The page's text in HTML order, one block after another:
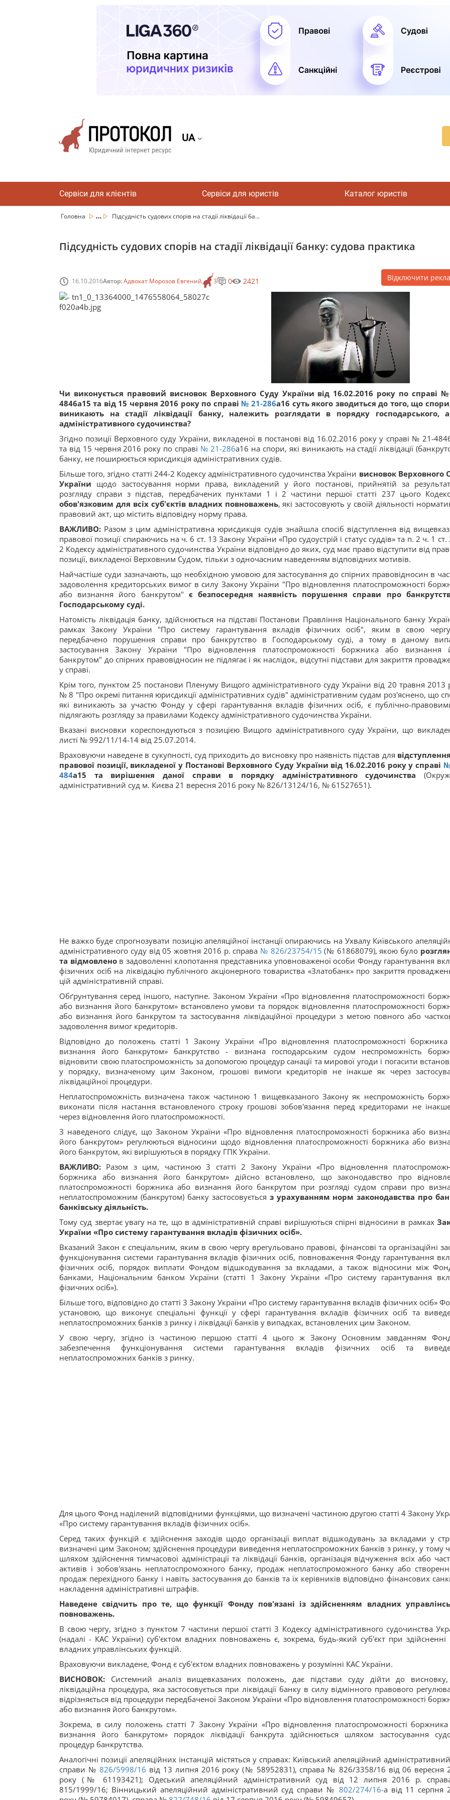
UA
Сервіси для клієнтів Сервіси для юристів Каталог юристів
Головна ... Підсудність судових спорів на стадії ліквідації ба...
Підсудність судових спорів на стадії ліквідації банку: судова практика
16.10.2016Автор:Адвокат Морозов Евгений 3 0 2421 Відключити
Чи виконується правовий висновок Верховного Суду України від 16.02.2016 року по справі
4846а15 та від 15 червня 2016 року по справі № 21-286а16 суть якого зводиться до того, що
виникають на стадії ліквідації банку, належить розглядати в порядку господарського,
адміністративного судочинства?
Згідно позиції Верховного суду України, викладеної в постанові від 16.02.2016 року у справі № 21-
та від 15 червня 2016 року по справі № 21-286а16 на спори, які виникають на стадії ліквідації
банку, не поширюється юрисдикція адміністративних судів.
Більше того, згідно статті 244-2 Кодексу адміністративного судочинства України висновок Верховного
України щодо застосування норми права, викладений у його постанові, прийнятій за
розгляду справи з підстав, передбачених пунктами 1 і 2 частини першої статті 237 цього
обов'язковим для всіх суб'єктів владних повноважень, які застосовують у своїй діяльності
правовий акт, що містить відповідну норму права.
ВАЖЛИВО: Разом з цим адміністративна юрисдикція судів знайшла спосіб відступлення від
правової позиції спираючись на ч. 6 ст. 13 Закону України «Про судоустрій і статус суддів» та п. 2 ч. 1
2 Кодексу адміністративного судочинства України відповідно до яких, суд має право відступити від
позиції, викладеної Верховним Судом, тільки з одночасним наведенням відповідних мотивів.
Найчастіше суди зазначають, що необхідною умовою для застосування до спірних правовідносин в
задоволення кредиторських вимог в силу Закону України "Про відновлення платоспроможності
або визнання його банкрутом" є безпосередня наявність порушення справи про
Господарському суді.
Натомість ліквідація банку, здійснюється на підставі Постанови Правління Національного банку
рамках Закону України "Про систему гарантування вкладів фізичних осіб", яким в свою
передбачено порушення справи про банкрутство в Господарському суді, а тому в даному
застосування Закону України "Про відновлення платоспроможності боржника або визнання
банкрутом" до спірних правовідносин не підлягає і як наслідок, відсутні підстави для закриття
у справі.
Крім того, пунктом 25 постанови Пленуму Вищого адміністративного суду України від 20 травня 2013
№ 8 "Про окремі питання юрисдикції адміністративних судів" адміністративним судам роз'яснено, що
які виникають за участю Фонду у сфері гарантування вкладів фізичних осіб, є публічно-
підлягають розгляду за правилами Кодексу адміністративного судочинства України.
Вказані висновки кореспондуються з позицією Вищого адміністративного суду України, що
листі № 992/11/14-14 від 25.07.2014.
Враховуючи наведене в сукупності, суд приходить до висновку про наявність підстав для
правової позиції, викладеної у Постанові Верховного Суду України від 16.02.2016 року у справі
484а15 та вирішення даної справи в порядку адміністративного судочинства
адміністративний суд м. Києва 21 вересня 2016 року № 826/13124/16, № 61527651).
Не важко буде спрогнозувати позицію апеляційної інстанції опираючись на Ухвалу Київського
адміністративного суду від 05 жовтня 2016 р. справа № 826/23754/15 (№ 61868079), якою було
та відмовленов задоволенні клопотання представника уповноваженої особи Фонду гарантування
фізичних осіб на ліквідацію публічного акціонерного товариства «Златобанк» про закриття
цій адміністративній справі.
Обґрунтування серед іншого, наступне. Законом України «Про відновлення платоспроможності
або визнання його банкрутом» встановлено умови та порядок відновлення платоспроможності
або визнання його банкрутом та застосування ліквідаційної процедури з метою повного або
задоволення вимог кредиторів.
Відповідно до положень статті 1 Закону України «Про відновлення платоспроможності
визнання його банкрутом» банкрутство - визнана господарським судом неспроможність
відновити свою платоспроможність за допомогою процедур санації та мирової угоди і погасити
у порядку, визначеному цим Законом, грошові вимоги кредиторів не інакше як через
ліквідаційної процедури.
Неплатоспроможність визначена також частиною 1 вищевказаного Закону як неспроможність
виконати після настання встановленого строку грошові зобов'язання перед кредиторами не
через відновлення його платоспроможності.
З наведеного слідує, що Законом України «Про відновлення платоспроможності боржника або
його банкрутом» регулюються відносини щодо відновлення платоспроможності боржника або
його банкрутом, які вирішуються в порядку ГПК України.
ВАЖЛИВО: Разом з цим, частиною 3 статті 2 Закону України «Про відновлення
боржника або визнання його банкрутом» дійсно встановлено, що законодавство про
платоспроможності боржника або визнання його банкрутом при розгляді судом справи про
неплатоспроможним (банкрутом) банку застосовується з урахуванням норм законодавства про
банківську діяльність.
Тому суд звертає увагу на те, що в адміністративній справі вирішуються спірні відносини в рамках
України «Про систему гарантування вкладів фізичних осіб».
Вказаний Закон є спеціальним, яким в свою чергу врегульовано правові, фінансові та організаційні
функціонування системи гарантування вкладів фізичних осіб, повноваження Фонду гарантування
фізичних осіб, порядок виплати Фондом відшкодування за вкладами, а також відносини між
банками, Національним банком України (статті 1 Закону України «Про систему гарантування
фізичних осіб»).
Більше того, відповідно до статті 3 Закону України «Про систему гарантування вкладів фізичних осіб»
установою, що виконує спеціальні функції у сфері гарантування вкладів фізичних осіб та
неплатоспроможних банків з ринку і ліквідації банків у випадках, встановлених цим Законом.
У свою чергу, згідно із частиною першою статті 4 цього ж Закону Основним завданням
забезпечення функціонування системи гарантування вкладів фізичних осіб та
неплатоспроможних банків з ринку.
Для цього Фонд наділений відповідними функціями, що визначені частиною другою статті 4 Закону
«Про систему гарантування вкладів фізичних осіб».
Серед таких функцій є здійснення заходів щодо організації виплат відшкодувань за вкладами у
визначені цим Законом; здійснення процедури виведення неплатоспроможних банків з ринку, у тому
шляхом здійснення тимчасової адміністрації та ліквідації банків, організація відчуження всіх або
активів і зобов'язань неплатоспроможного банку, продаж неплатоспроможного банку або
продаж перехідного банку і навіть застосування до банків та їх керівників відповідно фінансових
накладення адміністративні штрафів.
Наведене свідчить про те, що функції Фонду пов'язані із здійсненням владних
повноважень.
В свою чергу, згідно з пунктом 7 частини першої статті 3 Кодексу адміністративного судочинства
(надалі - КАС України) суб'єктом владних повноважень є, зокрема, будь-який суб'єкт при
владних управлінських функцій.
Враховуючи викладене, Фонд є суб'єктом владних повноважень у розумінні КАС України.
ВИСНОВОК: Системний аналіз вищевказаних положень, дає підстави суду дійти до
ліквідаційна процедура, яка застосовується при ліквідації банку в силу відмінного правового
відрізняється від процедури передбаченої Законом України «Про відновлення платоспроможності
або визнання його банкрутом».
Зокрема, в силу положень статті 7 Закону України «Про відновлення платоспроможності
визнання його банкрутом» порядок ліквідації банкрута здійснюється шляхом застосування
процедур банкрутства.
Аналогічні позиції апеляційних інстанцій містяться у справах: Київський апеляційний
справи №826/5998/16 від 13 липня 2016 року (№ 58952831), справа № 826/3358/16 від 06 вересня
року (№ 61193421); Одеський апеляційний адміністративний суд від 12 липня 2016 р.
815/1999/16; Вінницький апеляційний адміністративний суд справи № 802/274/16-а від 11 серпня